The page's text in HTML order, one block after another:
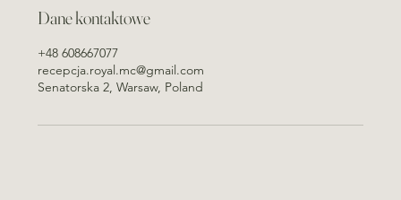
Dane kontaktowe
+48 608667077
recepcja.royal.mc@gmail.com
Senatorska 2, Warsaw, Poland